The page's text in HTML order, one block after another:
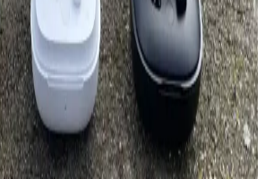
Kulaklıklar ve Yüksek Ses
Gelişmeler ve Seçim İpuçları
hareket özgürlüğü ve yüksek ses
Güncel teknolojiler ve özellikler sayesinde
mümkün oluyor.
Temel Özellikleri ve Modeller
Analizi